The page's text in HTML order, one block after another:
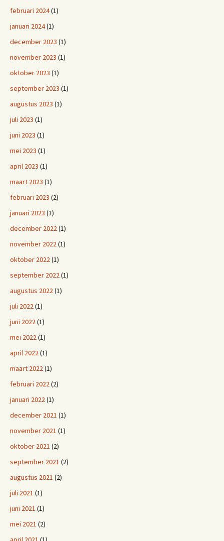
februari 2024(1)
januari 2024(1)
december 2023 (1)
november 2023 (1)
oktober 2023 (1)
september 2023 (1)
augustus 2023 (1)
juli 2023 (1)
juni 2023 (1)
mei 2023 (1)
april 2023 (1)
maart 2023 (1)
februari 2023 (2)
januari 2023 (1)
december 2022(1)
november 2022(1)
oktober 2022(1)
september 2022(1)
augustus 2022(1)
juli 2022(1)
juni 2022(1)
mei 2022(1)
april 2022(1)
maart 2022(1)
februari 2022(2)
januari 2022(1)
december 2021 (1)
november 2021 (1)
oktober 2021 (2)
september 2021 (2)
augustus 2021 (2)
juli 2021 (1)
juni 2021 (1)
mei 2021 (2)